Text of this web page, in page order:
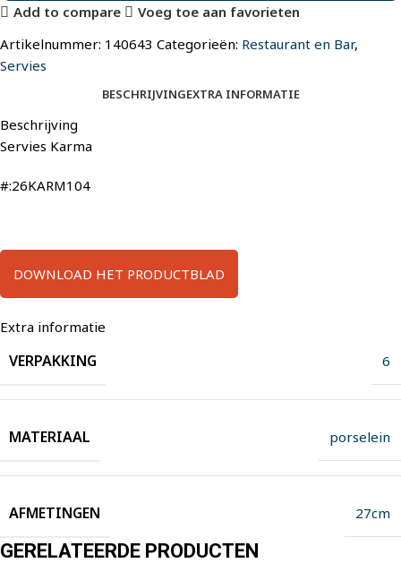
Add to compare
Voeg toe aan favorieten
Artikelnummer: 140643 Categorieën: Restaurant en Bar,
Servies
BESCHRIJVINGEXTRA INFORMATIE
Beschrijving
Servies Karma
#:26KARM104
DOWNLOAD HET PRODUCTBLAD
Extra informatie
VERPAKKING 6
MATERIAAL porselein
AFMETINGEN 27cm
GERELATEERDE PRODUCTEN